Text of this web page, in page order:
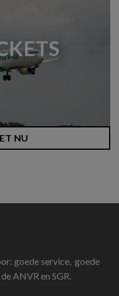
NU
goede service, goede
ANVR en SGR.